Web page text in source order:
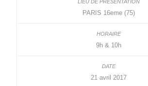
PARIS 16eme (75)
9h & 10h
21 avril 2017